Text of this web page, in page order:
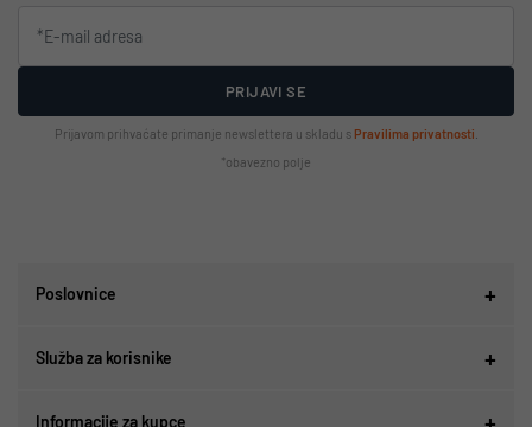
PRIJAVI SE
Prijavom prihvaćate primanje newslettera u skladu s Pravilima privatnosti
*obavezno polje
Poslovnice
Služba za korisnike
Informacije za kupce